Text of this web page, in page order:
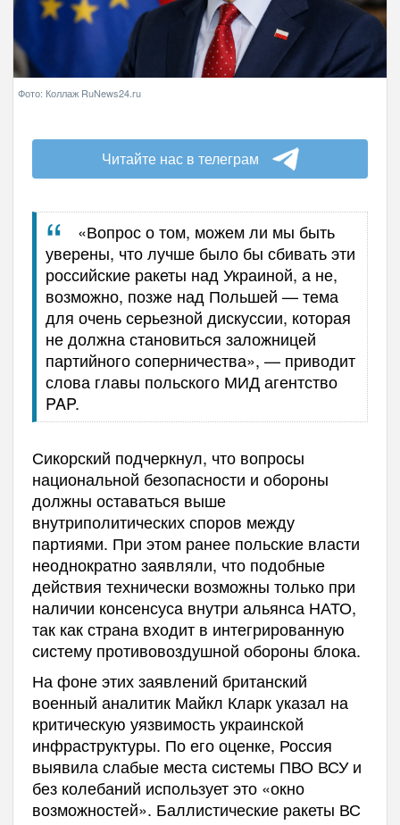
Фото: Коллаж RuNews24.ru
Читайте нас в телеграм
«Вопрос о том, можем ли мы быть
уверены, что лучше было бы сбивать эти
российские ракеты над Украиной, а не,
возможно, позже над Польшей — тема
для очень серьезной дискуссии, которая
не должна становиться заложницей
партийного соперничества», — приводит
слова главы польского МИД агентство
PAP.
Сикорский подчеркнул, что вопросы
национальной безопасности и обороны
должны оставаться выше
внутриполитических споров между
партиями. При этом ранее польские власти
неоднократно заявляли, что подобные
действия технически возможны только при
наличии консенсуса внутри альянса НАТО,
так как страна входит в интегрированную
систему противовоздушной обороны блока.
На фоне этих заявлений британский
военный аналитик Майкл Кларк указал на
критическую уязвимость украинской
инфраструктуры. По его оценке, Россия
выявила слабые места системы ПВО ВСУ и
без колебаний использует это «окно
возможностей». Баллистические ракеты ВС